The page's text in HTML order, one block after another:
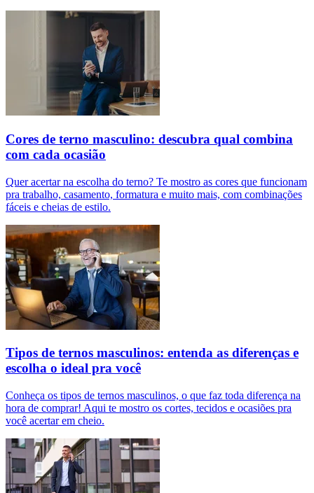
Cores de terno masculino: descubra qual combina
com cada ocasião
Quer acertar na escolha do terno? Te mostro as cores que funcionam
pra trabalho, casamento, formatura e muito mais, com combinações
fáceis e cheias de estilo.
Tipos de ternos masculinos: entenda as diferenças e
escolha o ideal pra você
Conheça os tipos de ternos masculinos, o que faz toda diferença na
hora de comprar! Aqui te mostro os cortes, tecidos e ocasiões pra
você acertar em cheio.